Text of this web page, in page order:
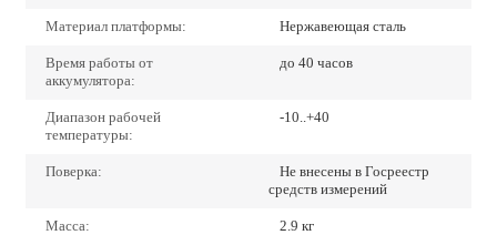
Материал платформы: Нержавеющая сталь
Время работы от
аккумулятора:
до 40 часов
Диапазон рабочей
температуры:
-10..+40
Поверка:
Не внесены в Госреестр
средств измерений
Масса: 2.9 кг